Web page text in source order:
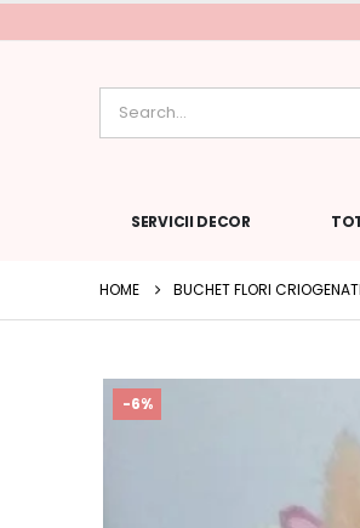
SERVICII DECOR
HOME BUCHET FLORI
-6%